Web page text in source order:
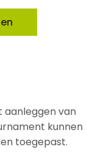
aanleggen van
kunnen
toegepast.